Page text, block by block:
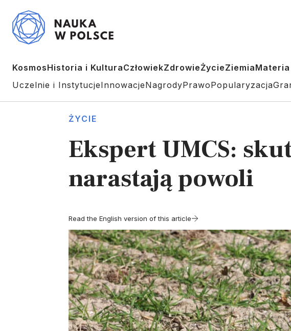
KosmosHistoria i KulturaCzłowiekZdrowieŻycieZiemia
Uczelnie i InstytucjeInnowacjeNagrodyPrawoPopularyzacja
ŻYCIE
Ekspert UMCS:
narastają powoli
Read the English version of this article